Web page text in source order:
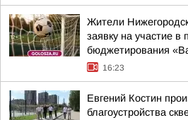
Жители
заявку на участие в
бюджетирования
16:23
Евгений Костин
благоустройства